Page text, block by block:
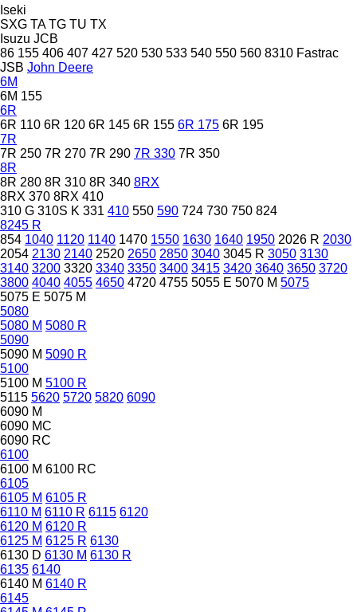
Iseki
SXG TA TG TU TX
Isuzu JCB
86 155 406 407 427 520 530 533 540 550 560 8310 Fastrac
JSB John Deere
6M
6M 155
6R
6R 110 6R 120 6R 145 6R 155 6R 175 6R 195
7R
7R 250 7R 270 7R 290 7R 330 7R 350
8R
8R 280 8R 310 8R 340 8RX
8RX 370 8RX 410
310 G 310S K 331 410 550 590 724 730 750 824
8245 R
854 1040 1120 1140 1470 1550 1630 1640 1950 2026 R 2030
2054 2130 2140 2520 2650 2850 3040 3045 R 3050 3130
3140 3200 3320 3340 3350 3400 3415 3420 3640 3650 3720
3800 4040 4055 4650 4720 4755 5055 E 5070 M 5075
5075 E 5075 M
5080
5080 M 5080 R
5090
5090 M 5090 R
5100
5100 M 5100 R
5115 5620 5720 5820 6090
6090 M
6090 MC
6090 RC
6100
6100 M 6100 RC
6105
6105 M 6105 R
6110 M 6110 R 6115 6120
6120 M 6120 R
6125 M 6125 R 6130
6130 D 6130 M 6130 R
6135 6140
6140 M 6140 R
6145